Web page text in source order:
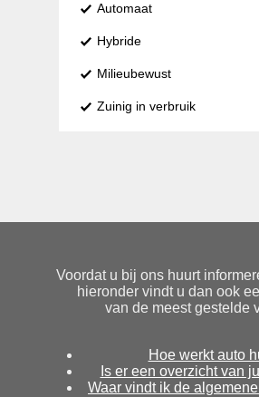
Automaat
Hybride
Milieubewust
Zuinig in verbruik
Voordat u bij ons huurt
hieronder vindt u dan ook
van de meest gestelde
Hoe werkt auto
Is er een overzicht van
Waar vindt ik de